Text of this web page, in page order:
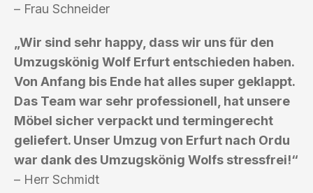
– Frau Schneider
„Wir sind sehr happy, dass wir uns für den
Umzugskönig Wolf Erfurt entschieden haben.
Von Anfang bis Ende hat alles super geklappt.
Das Team war sehr professionell, hat unsere
Möbel sicher verpackt und termingerecht
geliefert. Unser Umzug von Erfurt nach Ordu
war dank des Umzugskönig Wolfs stressfrei!“
– Herr Schmidt